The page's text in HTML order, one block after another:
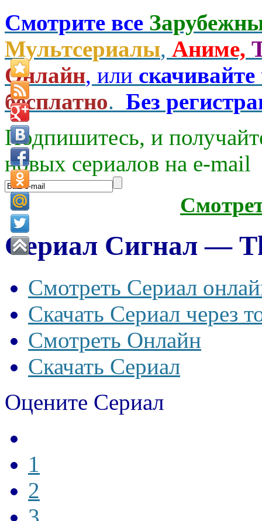
Смотрите все
Мультсериалы, Аниме,
Онлайн, или скачивайте
бесплатно. Без
Подпишитесь, и
новых сериалов на e-mаil
Сериал Сигнал —
Смотреть Сериал
Скачать Сериал через
Смотреть Онлайн
Скачать Сериал
Оцените Сериал
1
2